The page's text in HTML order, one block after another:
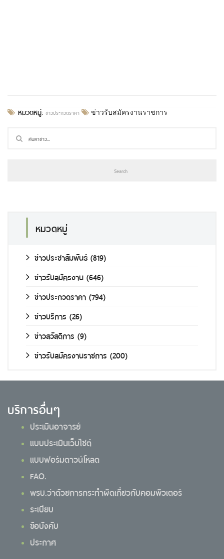
หมวดหมู่: ข่าวประกวดราคา ข่าวรับสมัครงานราชการ
หมวดหมู่
ข่าวประชาสัมพันธ์ (819)
ข่าวรับสมัครงาน (646)
ข่าวประกวดราคา (794)
ข่าวบริการ (26)
ข่าวสวัสดิการ (9)
ข่าวรับสมัครงานราชการ (200)
บริการอื่นๆ
ประเมินอาจารย์
แบบประเมินเว็บไซต์
แบบฟอร์มดาวน์โหลด
FAQ.
พรบ.ว่าด้วยการกระทำผิดเกี่ยวกับคอมพิวเตอร์
ระเบียบ
ข้อบังคับ
ประกาศ